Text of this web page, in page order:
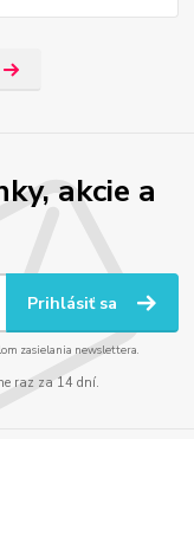
akcie a
Prihlásiť sa
zasielania newslettera.
raz za 14 dní.